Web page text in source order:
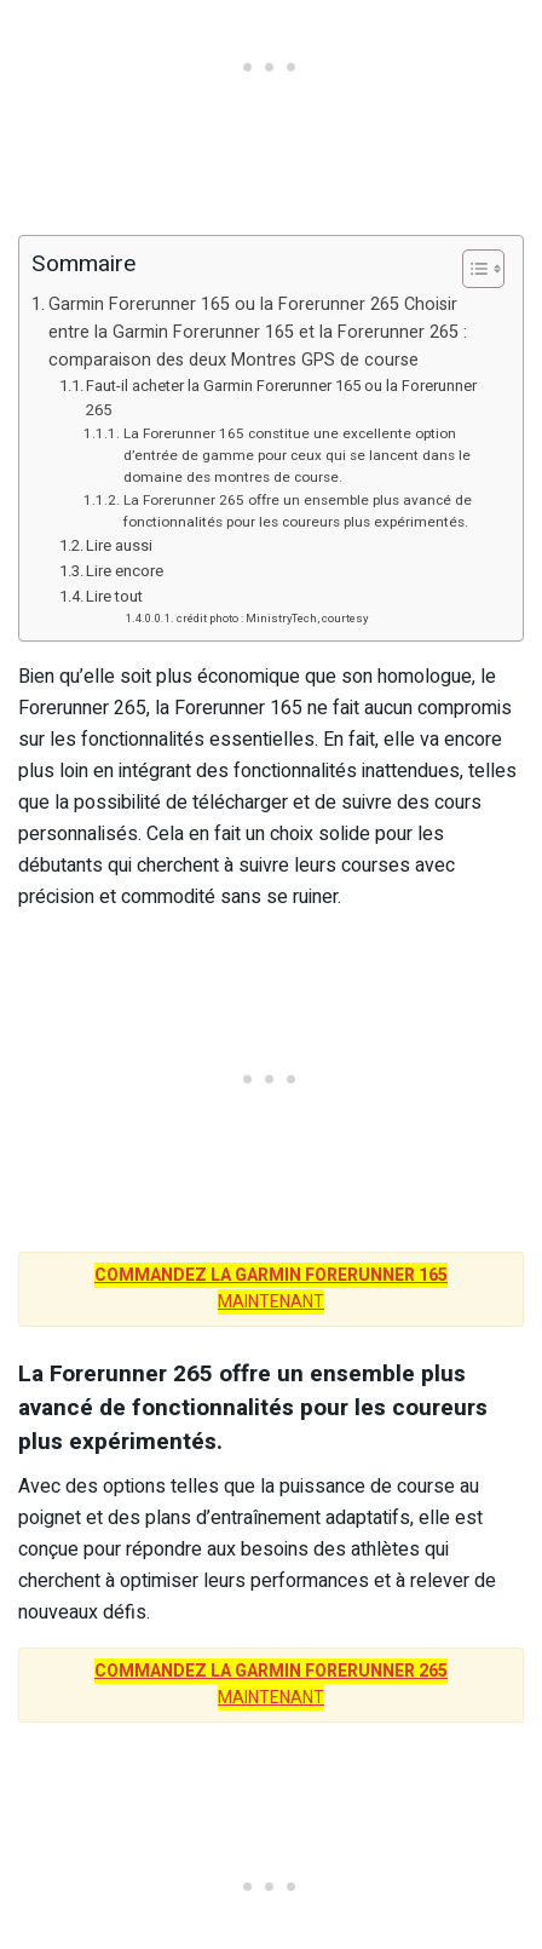
Sommaire
Garmin Forerunner 165 ou la Forerunner 265 Choisir
entre la Garmin Forerunner 165 et la Forerunner 265 :
comparaison des deux Montres GPS de course
Faut-il acheter la Garmin Forerunner 165 ou la Forerunner
265
La Forerunner 165 constitue une excellente option
d’entrée de gamme pour ceux qui se lancent dans le
domaine des montres de course.
La Forerunner 265 offre un ensemble plus avancé de
fonctionnalités pour les coureurs plus expérimentés.
Lire aussi
Lire encore
Lire tout
crédit photo : MinistryTech, courtesy
Bien qu’elle soit plus économique que son homologue, le
Forerunner 265, la Forerunner 165 ne fait aucun compromis
sur les fonctionnalités essentielles. En fait, elle va encore
plus loin en intégrant des fonctionnalités inattendues, telles
que la possibilité de télécharger et de suivre des cours
personnalisés. Cela en fait un choix solide pour les
débutants qui cherchent à suivre leurs courses avec
précision et commodité sans se ruiner.
COMMANDEZ LA GARMIN FORERUNNER 165
MAINTENANT
La Forerunner 265 offre un ensemble plus
avancé de fonctionnalités pour les coureurs
plus expérimentés.
Avec des options telles que la puissance de course au
poignet et des plans d’entraînement adaptatifs, elle est
conçue pour répondre aux besoins des athlètes qui
cherchent à optimiser leurs performances et à relever de
nouveaux défis.
COMMANDEZ LA GARMIN FORERUNNER 265
MAINTENANT